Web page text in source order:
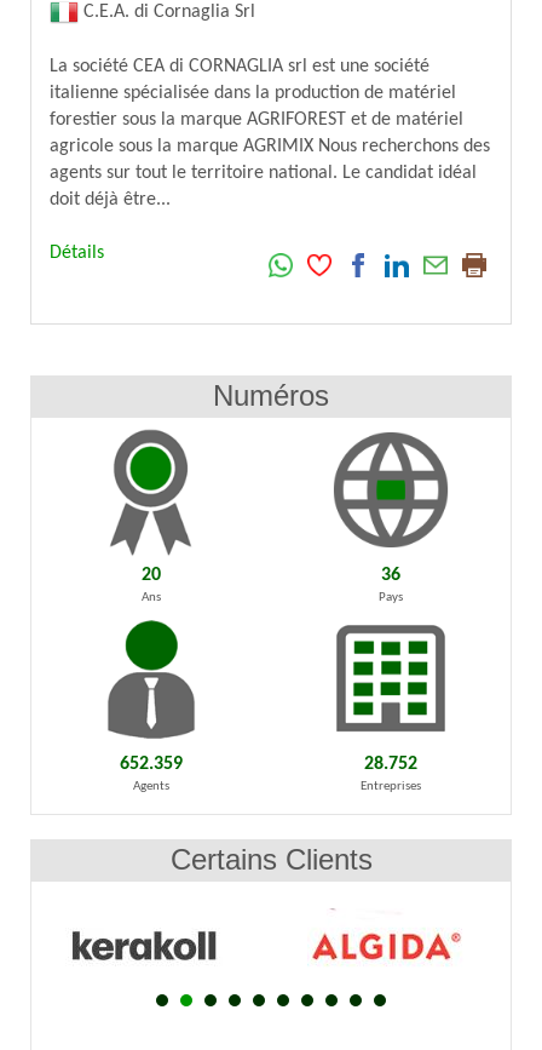
C.E.A. di Cornaglia Srl
La société CEA di CORNAGLIA srl est une société
italienne spécialisée dans la production de matériel
forestier sous la marque AGRIFOREST et de matériel
agricole sous la marque AGRIMIX Nous recherchons des
agents sur tout le territoire national. Le candidat idéal
doit déjà être...
Détails
Numéros
20
Ans
36
Pays
652.359
Agents
28.752
Entreprises
Certains Clients